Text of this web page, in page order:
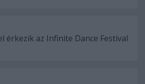
érkezik az Infinite Dance Festival